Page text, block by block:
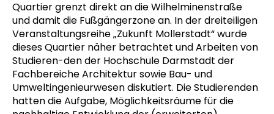
Quartier grenzt direkt an die Wilhelminenstraße
und damit die Fußgängerzone an. In der dreiteiligen
Veranstaltungsreihe „Zukunft Mollerstadt“ wurde
dieses Quartier näher betrachtet und Arbeiten von
Studieren-den der Hochschule Darmstadt der
Fachbereiche Architektur sowie Bau- und
Umweltingenieurwesen diskutiert. Die Studierenden
hatten die Aufgabe, Möglichkeitsräume für die